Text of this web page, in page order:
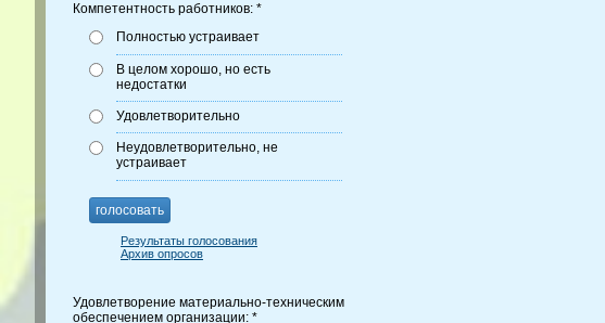
Компетентность работников: *
Полностью устраивает
В целом хорошо, но есть
недостатки
Удовлетворительно
Неудовлетворительно, не
устраивает
голосовать
Результаты голосования
Архив опросов
Удовлетворение материально-техническим
обеспечением организации: *